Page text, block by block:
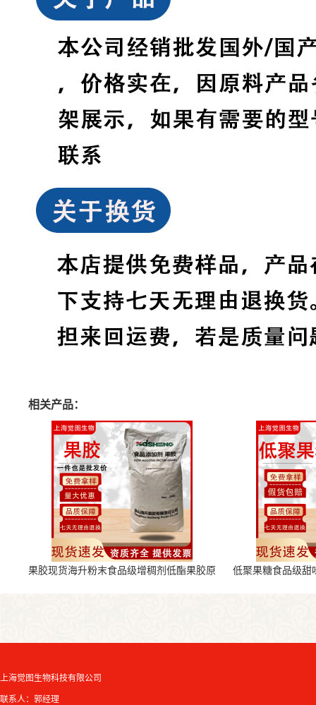
相关产品：
果胶现货海升粉末食品级增稠剂低酯果胶原
低聚果糖食品级甜
上海觉图生物科技有限公司
联系人：郭经理